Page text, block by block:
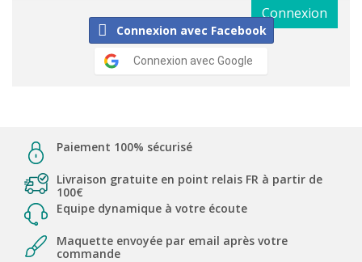
Connexion
Connexion avec Facebook
Connexion avec Google
Paiement 100% sécurisé
Livraison gratuite en point relais FR à partir de
100€
Equipe dynamique à votre écoute
Maquette envoyée par email après votre
commande